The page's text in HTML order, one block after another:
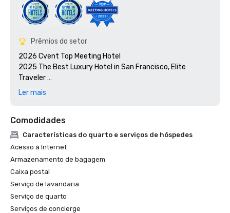
Prêmios do setor
2026 Cvent Top Meeting Hotel
2025 The Best Luxury Hotel in San Francisco, Elite
Traveler
2023 Cvent Top Meeting Hotel
2023 Travel + Leisure 500 Best Hotels
2022 Meetings Today Best Of Award
2022 Forbes: Best Hotel
2022 Local Getaways: Best Luxury Hotels in San
Francisco
2022 Historic Hotels of America Best Historic Hotel (over
400 Guestrooms) Nominee Finalist
Ler mais
Comodidades
Características do quarto e serviços de hóspedes
Acesso à Internet
Armazenamento de bagagem
Caixa postal
Serviço de lavandaria
Serviço de quarto
Serviços de concierge